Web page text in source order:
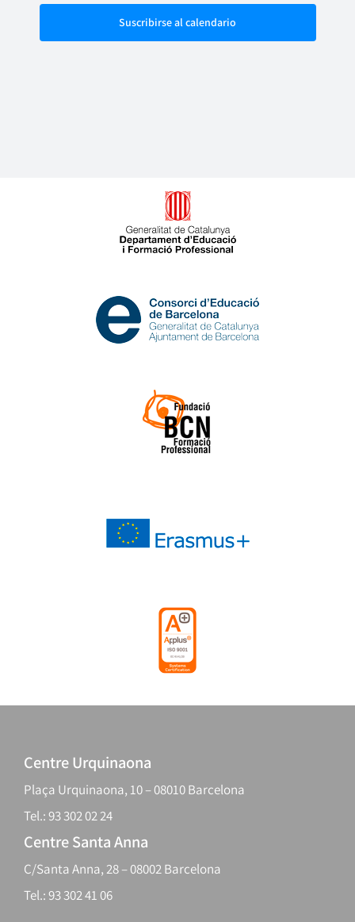
Suscribirse al calendario
Centre Urquinaona
Plaça Urquinaona, 10 – 08010 Barcelona
Tel.: 93 302 02 24
Centre Santa Anna
C/Santa Anna, 28 – 08002 Barcelona
Tel.: 93 302 41 06